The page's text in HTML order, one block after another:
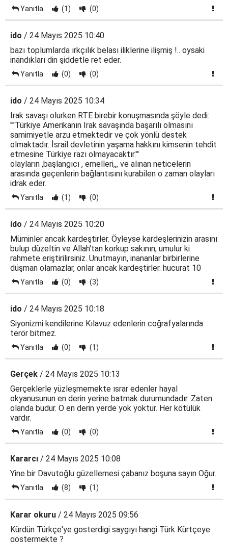
Yanıtla (1) (0)
ido / 24 Mayıs 2025 10:40
bazı toplumlarda ırkçılık belası iliklerine ilişmiş !.. oysaki
inandıkları din şiddetle ret eder.
Yanıtla (0) (0)
ido / 24 Mayıs 2025 10:34
Irak savaşı olurken RTE birebir konuşmasında şöyle dedi:
''''Türkiye Amerikanın Irak savaşında başarılı olmasını
samimiyetle arzu etmektedir ve çok yönlü destek
olmaktadır. İsrail devletinin yaşama hakkını kimsenin tehdit
etmesine Türkiye razı olmayacaktır.'''
olayların ,başlangıcı , emelleri,,, ve alınan neticelerin
arasında geçenlerin bağlantısını kurabilen o zaman olayları
idrak eder.
Yanıtla (1) (0)
ido / 24 Mayıs 2025 10:20
Müminler ancak kardeştirler. Öyleyse kardeşlerinizin arasını
bulup düzeltin ve Allah'tan korkup sakının; umulur ki
rahmete eriştirilirsiniz. Unutmayın, inananlar birbirlerine
düşman olamazlar, onlar ancak kardeştirler. hucurat 10
Yanıtla (0) (3)
ido / 24 Mayıs 2025 10:18
Siyonizmi kendilerine Kılavuz edenlerin coğrafyalarında
terör bitmez.
Yanıtla (0) (1)
Gerçek / 24 Mayıs 2025 10:13
Gerçeklerle yüzleşmemekte ısrar edenler hayal
okyanusunun en derin yerine batmak durumundadır. Zaten
olanda budur. O en derin yerde yok yoktur. Her kötülük
vardır.
Yanıtla (0) (0)
Kararcı / 24 Mayıs 2025 10:08
Yine bir Davutoğlu güzellemesi çabanız boşuna sayın Oğur.
Yanıtla (8) (1)
Karar okuru / 24 Mayıs 2025 09:56
Kürdün Türkçe'ye gosterdigi saygıyı hangi Türk Kürtçeye
göstermekte ?